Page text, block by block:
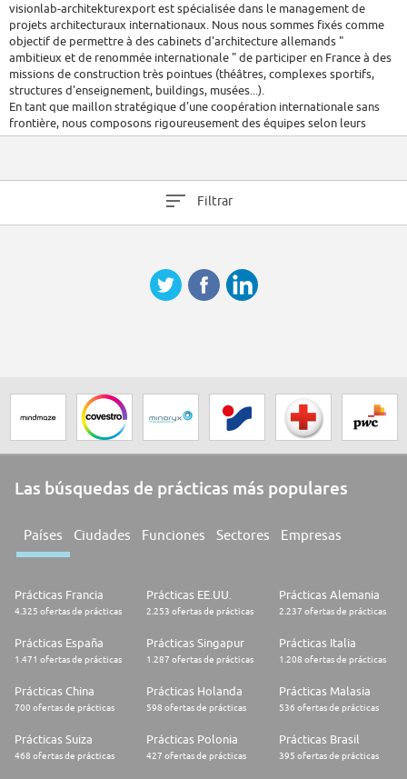
visionlab-architekturexport est spécialisée dans le management de
projets architecturaux internationaux. Nous nous sommes fixés comme
objectif de permettre à des cabinets d'architecture allemands "
ambitieux et de renommée internationale " de participer en France à des
missions de construction très pointues (théâtres, complexes sportifs,
structures d'enseignement, buildings, musées...).
En tant que maillon stratégique d'une coopération internationale sans
frontière, nous composons rigoureusement des équipes selon leurs
spécificités et domaines d'action. Notre métier consiste entre autres à
développement de projet, doté d'un bon sens de la communication.
Filtrar
Las búsquedas de prácticas más populares
Países Ciudades Funciones Sectores Empresas
Prácticas Francia
4.325 ofertas de prácticas
Prácticas EE.UU.
2.253 ofertas de prácticas
Prácticas Alemania
2.237 ofertas de prácticas
Prácticas España
1.471 ofertas de prácticas
Prácticas Singapur
1.287 ofertas de prácticas
Prácticas Italia
1.208 ofertas de prácticas
Prácticas China
700 ofertas de prácticas
Prácticas Holanda
598 ofertas de prácticas
Prácticas Malasia
536 ofertas de prácticas
Prácticas Suiza
468 ofertas de prácticas
Prácticas Polonia
427 ofertas de prácticas
Prácticas Brasil
395 ofertas de prácticas